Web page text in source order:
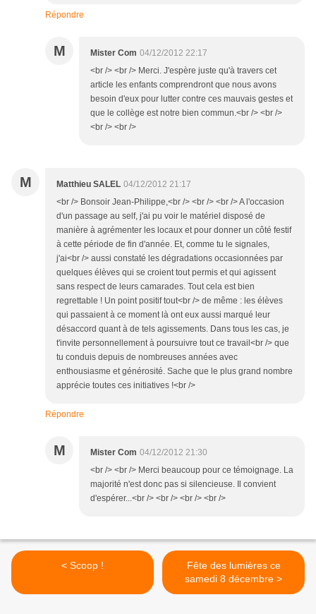
Répondre
M Mister Com 04/12/2012 22:17
<br /> <br /> Merci. J'espère juste qu'à travers cet
article les enfants comprendront que nous avons
besoin d'eux pour lutter contre ces mauvais gestes et
que le collège est notre bien commun.<br /> <br />
<br /> <br />
M Matthieu SALEL 04/12/2012 21:17
<br /> Bonsoir Jean-Philippe,<br /> <br /> <br /> A l'occasion
d'un passage au self, j'ai pu voir le matériel disposé de
manière à agrémenter les locaux et pour donner un côté festif
à cette période de fin d'année. Et, comme tu le signales,
j'ai<br /> aussi constaté les dégradations occasionnées par
quelques élèves qui se croient tout permis et qui agissent
sans respect de leurs camarades. Tout cela est bien
regrettable ! Un point positif tout<br /> de même : les élèves
qui passaient à ce moment là ont eux aussi marqué leur
désaccord quant à de tels agissements. Dans tous les cas, je
t'invite personnellement à poursuivre tout ce travail<br /> que
tu conduis depuis de nombreuses années avec
enthousiasme et générosité. Sache que le plus grand nombre
apprécie toutes ces initiatives !<br />
Répondre
M Mister Com 04/12/2012 21:30
<br /> <br /> Merci beaucoup pour ce témoignage. La
majorité n'est donc pas si silencieuse. Il convient
d'espérer...<br /> <br /> <br /> <br />
< Scoop !
Fête des lumières ce
samedi 8 décembre >